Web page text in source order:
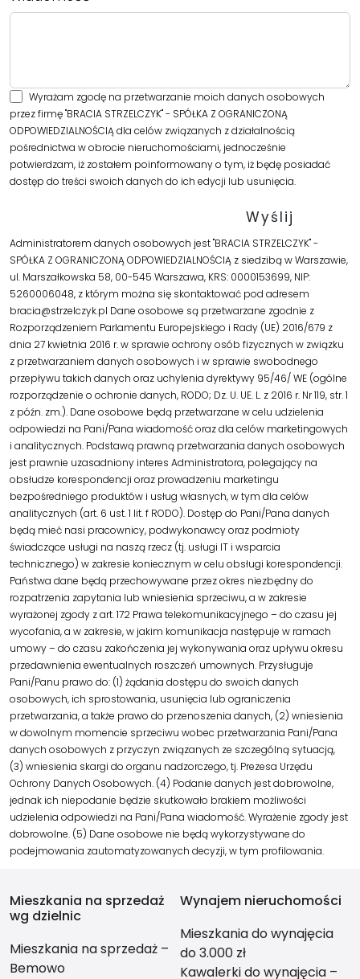
Wyrażam zgodę na przetwarzanie moich danych osobowych
przez firmę "BRACIA STRZELCZYK" - SPÓŁKA Z OGRANICZONĄ
ODPOWIEDZIALNOŚCIĄ dla celów związanych z działalnością
pośrednictwa w obrocie nieruchomościami, jednocześnie
potwierdzam, iż zostałem poinformowany o tym, iż będę posiadać
dostęp do treści swoich danych do ich edycji lub usunięcia.
Administratorem danych osobowych jest "BRACIA STRZELCZYK" -
SPÓŁKA Z OGRANICZONĄ ODPOWIEDZIALNOŚCIĄ z siedzibą w Warszawie,
ul. Marszałkowska 58, 00-545 Warszawa, KRS: 0000153699, NIP:
5260006048, z którym można się skontaktować pod adresem
bracia@strzelczyk.pl Dane osobowe są przetwarzane zgodnie z
Rozporządzeniem Parlamentu Europejskiego i Rady (UE) 2016/679 z
dnia 27 kwietnia 2016 r. w sprawie ochrony osób fizycznych w związku
z przetwarzaniem danych osobowych i w sprawie swobodnego
przepływu takich danych oraz uchylenia dyrektywy 95/46/ WE (ogólne
rozporządzenie o ochronie danych, RODO; Dz. U. UE. L. z 2016 r. Nr 119, str. 1
z późn. zm.). Dane osobowe będą przetwarzane w celu udzielenia
odpowiedzi na Pani/Pana wiadomość oraz dla celów marketingowych
i analitycznych. Podstawą prawną przetwarzania danych osobowych
jest prawnie uzasadniony interes Administratora, polegający na
obsłudze korespondencji oraz prowadzeniu marketingu
bezpośredniego produktów i usług własnych, w tym dla celów
analitycznych (art. 6 ust. 1 lit. f RODO). Dostęp do Pani/Pana danych
będą mieć nasi pracownicy, podwykonawcy oraz podmioty
świadczące usługi na naszą rzecz (tj. usługi IT i wsparcia
technicznego) w zakresie koniecznym w celu obsługi korespondencji.
Państwa dane będą przechowywane przez okres niezbędny do
rozpatrzenia zapytania lub wniesienia sprzeciwu, a w zakresie
wyrażonej zgody z art. 172 Prawa telekomunikacyjnego – do czasu jej
wycofania, a w zakresie, w jakim komunikacja następuje w ramach
umowy – do czasu zakończenia jej wykonywania oraz upływu okresu
przedawnienia ewentualnych roszczeń umownych. Przysługuje
Pani/Panu prawo do: (1) żądania dostępu do swoich danych
osobowych, ich sprostowania, usunięcia lub ograniczenia
przetwarzania, a także prawo do przenoszenia danych, (2) wniesienia
w dowolnym momencie sprzeciwu wobec przetwarzania Pani/Pana
danych osobowych z przyczyn związanych ze szczególną sytuacją,
(3) wniesienia skargi do organu nadzorczego, tj. Prezesa Urzędu
Ochrony Danych Osobowych. (4) Podanie danych jest dobrowolne,
jednak ich niepodanie będzie skutkowało brakiem możliwości
udzielenia odpowiedzi na Pani/Pana wiadomość. Wyrażenie zgody jest
dobrowolne. (5) Dane osobowe nie będą wykorzystywane do
podejmowania zautomatyzowanych decyzji, w tym profilowania.
Mieszkania na sprzedaż
wg dzielnic
Mieszkania na sprzedaż –
Bemowo
Wynajem nieruchomości
Mieszkania do wynajęcia
do 3.000 zł
Kawalerki do wynajęcia –